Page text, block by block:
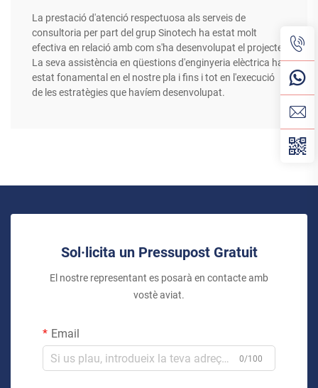
La prestació d'atenció respectuosa als serveis de
consultoria per part del grup Sinotech ha estat molt
efectiva en relació amb com s'ha desenvolupat el projecte.
La seva assistència en qüestions d'enginyeria elèctrica ha
estat fonamental en el nostre pla i fins i tot en l'execució
de les estratègies que havíem desenvolupat.
Sol·licita un Pressupost Gratuit
El nostre representant es posarà en contacte amb
vostè aviat.
Email
0/100